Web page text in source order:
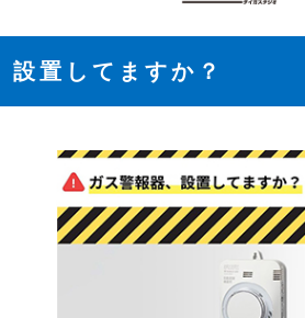
設置してますか？